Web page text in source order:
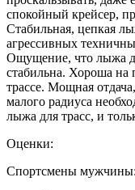
спокойный крейсер,
Стабильная, цепкая
агрессивных
Ощущение, что лыжа
стабильна. Хороша на
трассе. Мощная
малого радиуса
лыжа для трасс, и
Оценки:
Спортсмены мужчины: